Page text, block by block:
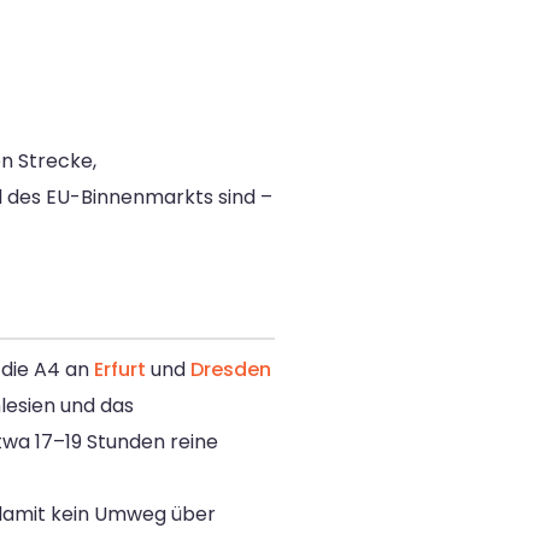
Strecke,
EU-Binnenmarkts sind –
A4 an Erfurt und Dresden
und das
17–19 Stunden reine
kein Umweg über